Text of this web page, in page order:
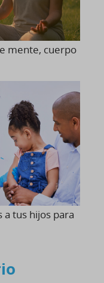
mente, cuerpo
a tus hijos para